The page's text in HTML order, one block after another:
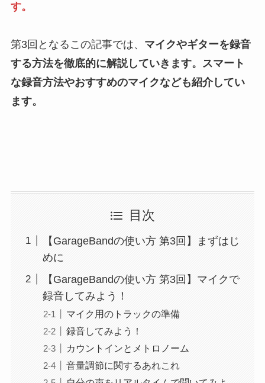
す。
第3回となるこの記事では、 マイクやギターを録音
する方法を徹底的に解説していきます。スマート
な録音方法やおすすめのマイクなども紹介してい
ます。
目次
【GarageBandの使い方 第3回】まずはじ
めに
【GarageBandの使い方 第3回】マイクで
録音してみよう！
マイク用のトラックの準備
録音してみよう！
カウントインとメトロノーム
音量調節に関するあれこれ